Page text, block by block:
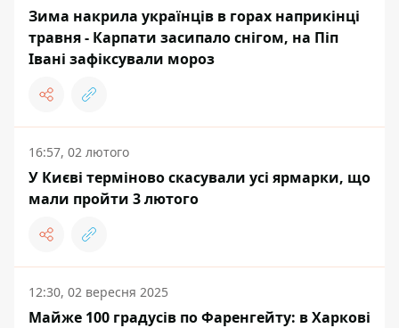
Зима накрила українців в горах наприкінці
травня - Карпати засипало снігом, на Піп
Івані зафіксували мороз
16:57, 02 лютого
У Києві терміново скасували усі ярмарки, що
мали пройти 3 лютого
12:30, 02 вересня 2025
Майже 100 градусів по Фаренгейту: в Харкові